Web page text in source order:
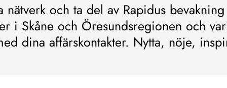
och ta del av Rapidus
i Skåne och Öresundsregionen och
dina affärskontakter. Nytta, nöje,